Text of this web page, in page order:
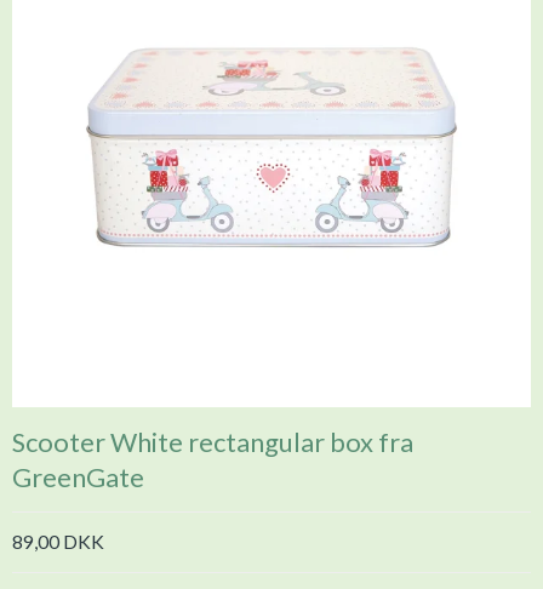
Scooter White rectangular box fra
GreenGate
89,00 DKK